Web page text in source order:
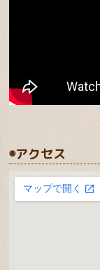
◉アクセス